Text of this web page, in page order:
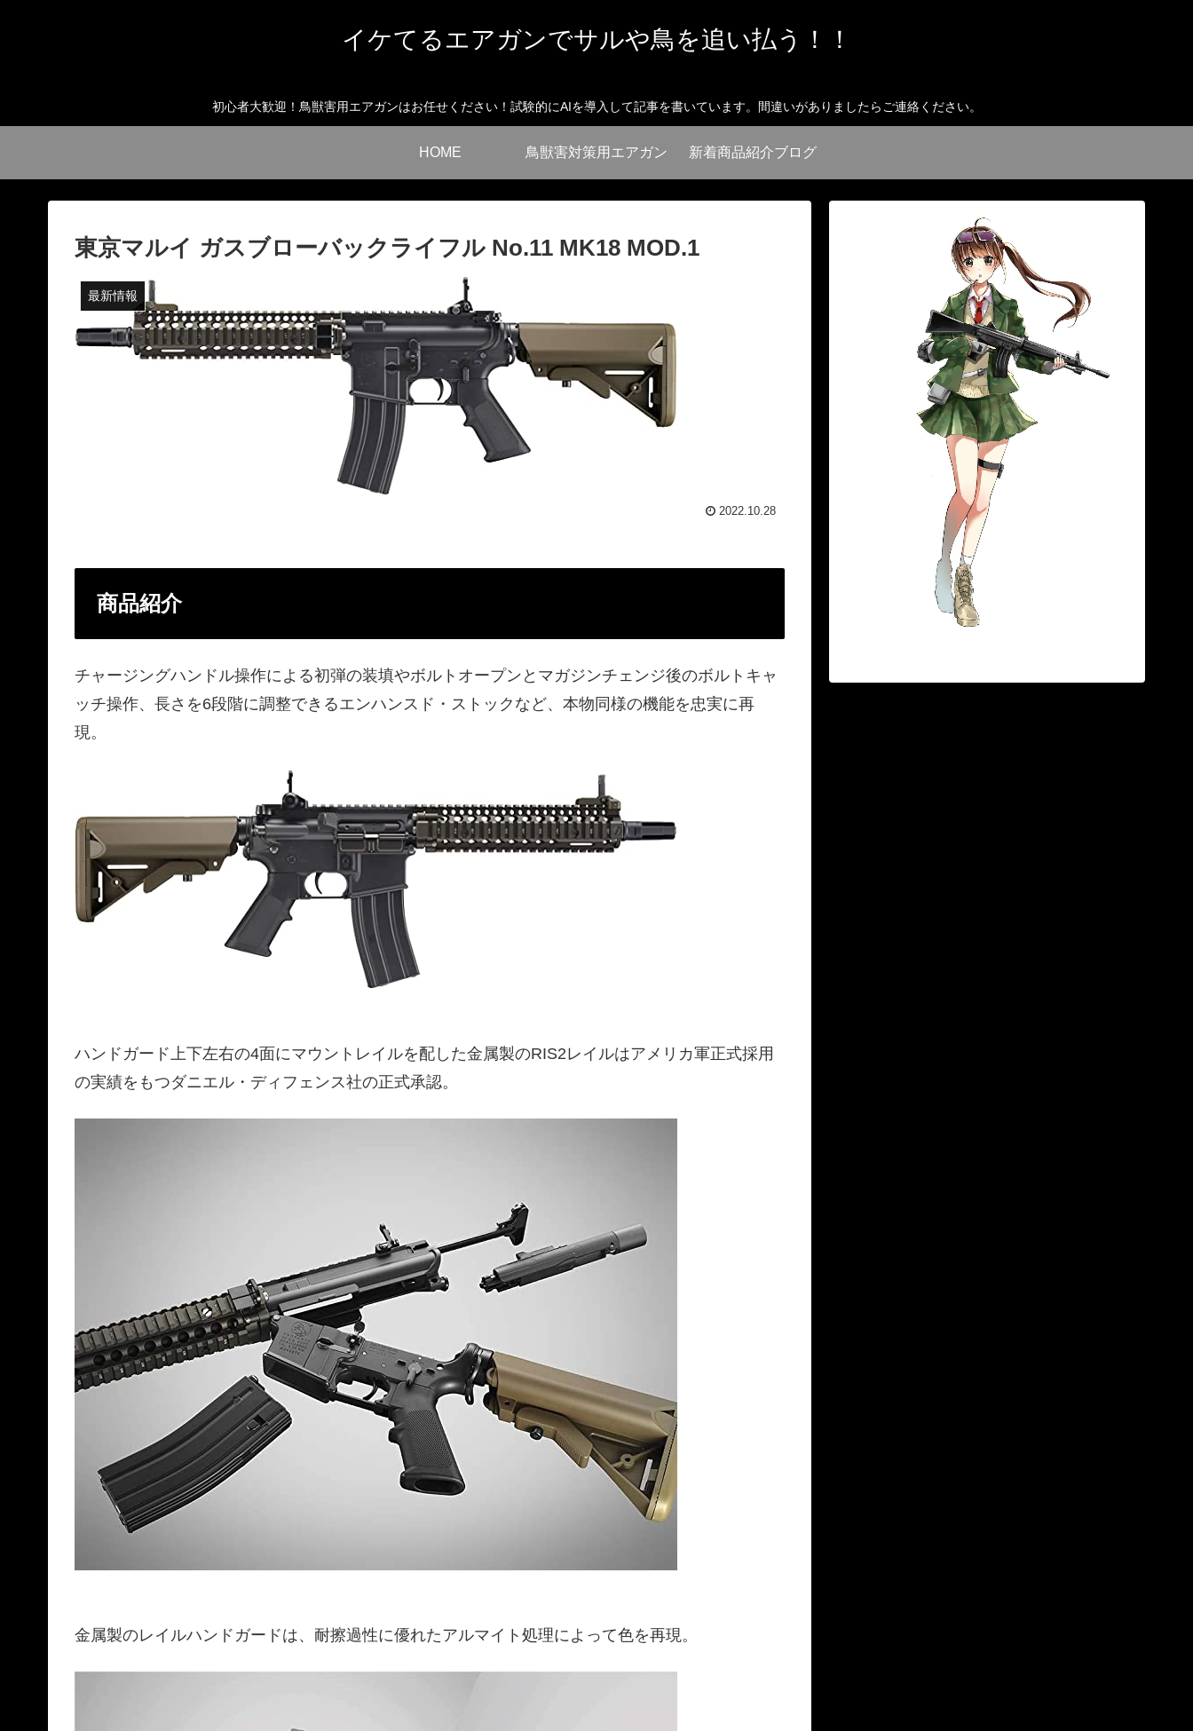
イケてるエアガンでサルや鳥を追い払う！！
初心者大歓迎！鳥獣害用エアガンはお任せください！試験的にAIを導入して記事を書いています。間違いがありましたらご連絡ください。
HOME 鳥獣害対策用エアガン 新着商品紹介ブログ
東京マルイ ガスブローバックライフル No.11 MK18 MOD.1
最新情報
2022.10.28
商品紹介
チャージングハンドル操作による初弾の装填やボルトオープンとマガジンチェンジ後のボルトキャ
ッチ操作、長さを6段階に調整できるエンハンスド・ストックなど、本物同様の機能を忠実に再
現。
ハンドガード上下左右の4面にマウントレイルを配した金属製のRIS2レイルはアメリカ軍正式採用
の実績をもつダニエル・ディフェンス社の正式承認。
金属製のレイルハンドガードは、耐擦過性に優れたアルマイト処理によって色を再現。